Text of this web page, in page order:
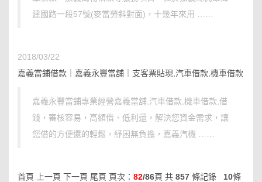
建國路一段57號(麥當勞斜對面)，十幾年來用 ……
2018/03/22
嘉義當鋪借款｜嘉義永豐當舖｜支客票貼現,汽車借款,機車借款
嘉義永豐當鋪專業經營嘉義當舖,汽車借款,機車借款,借
錢，審核容易，高額借、低利還，解決您資金需求，讓
您借的方便還的輕鬆，紓困無負擔，嘉義汽機 ……
首頁 上一頁 下一頁 尾頁 頁次： 82/86頁 共 857 條記錄 10條